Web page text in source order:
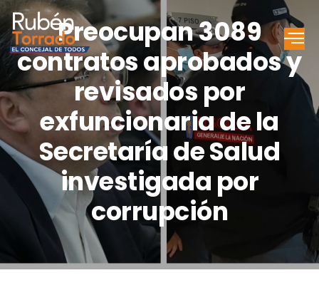
Preocupan 3089
contratos aprobados y
revisados por
exfuncionaria de la
Secretaría de Salud
investigada por
corrupción